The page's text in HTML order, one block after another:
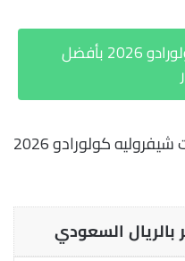
تصفح سيارات شفروليه كولورادو 2026 بأفضل
ويوضح الجدول التالي أسعار فئات شيفروليه كولورادو 2026
بالريال السعودي